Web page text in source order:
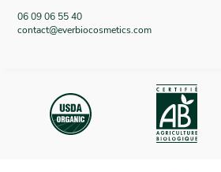
06 09 06 55 40
contact@everbiocosmetics.com